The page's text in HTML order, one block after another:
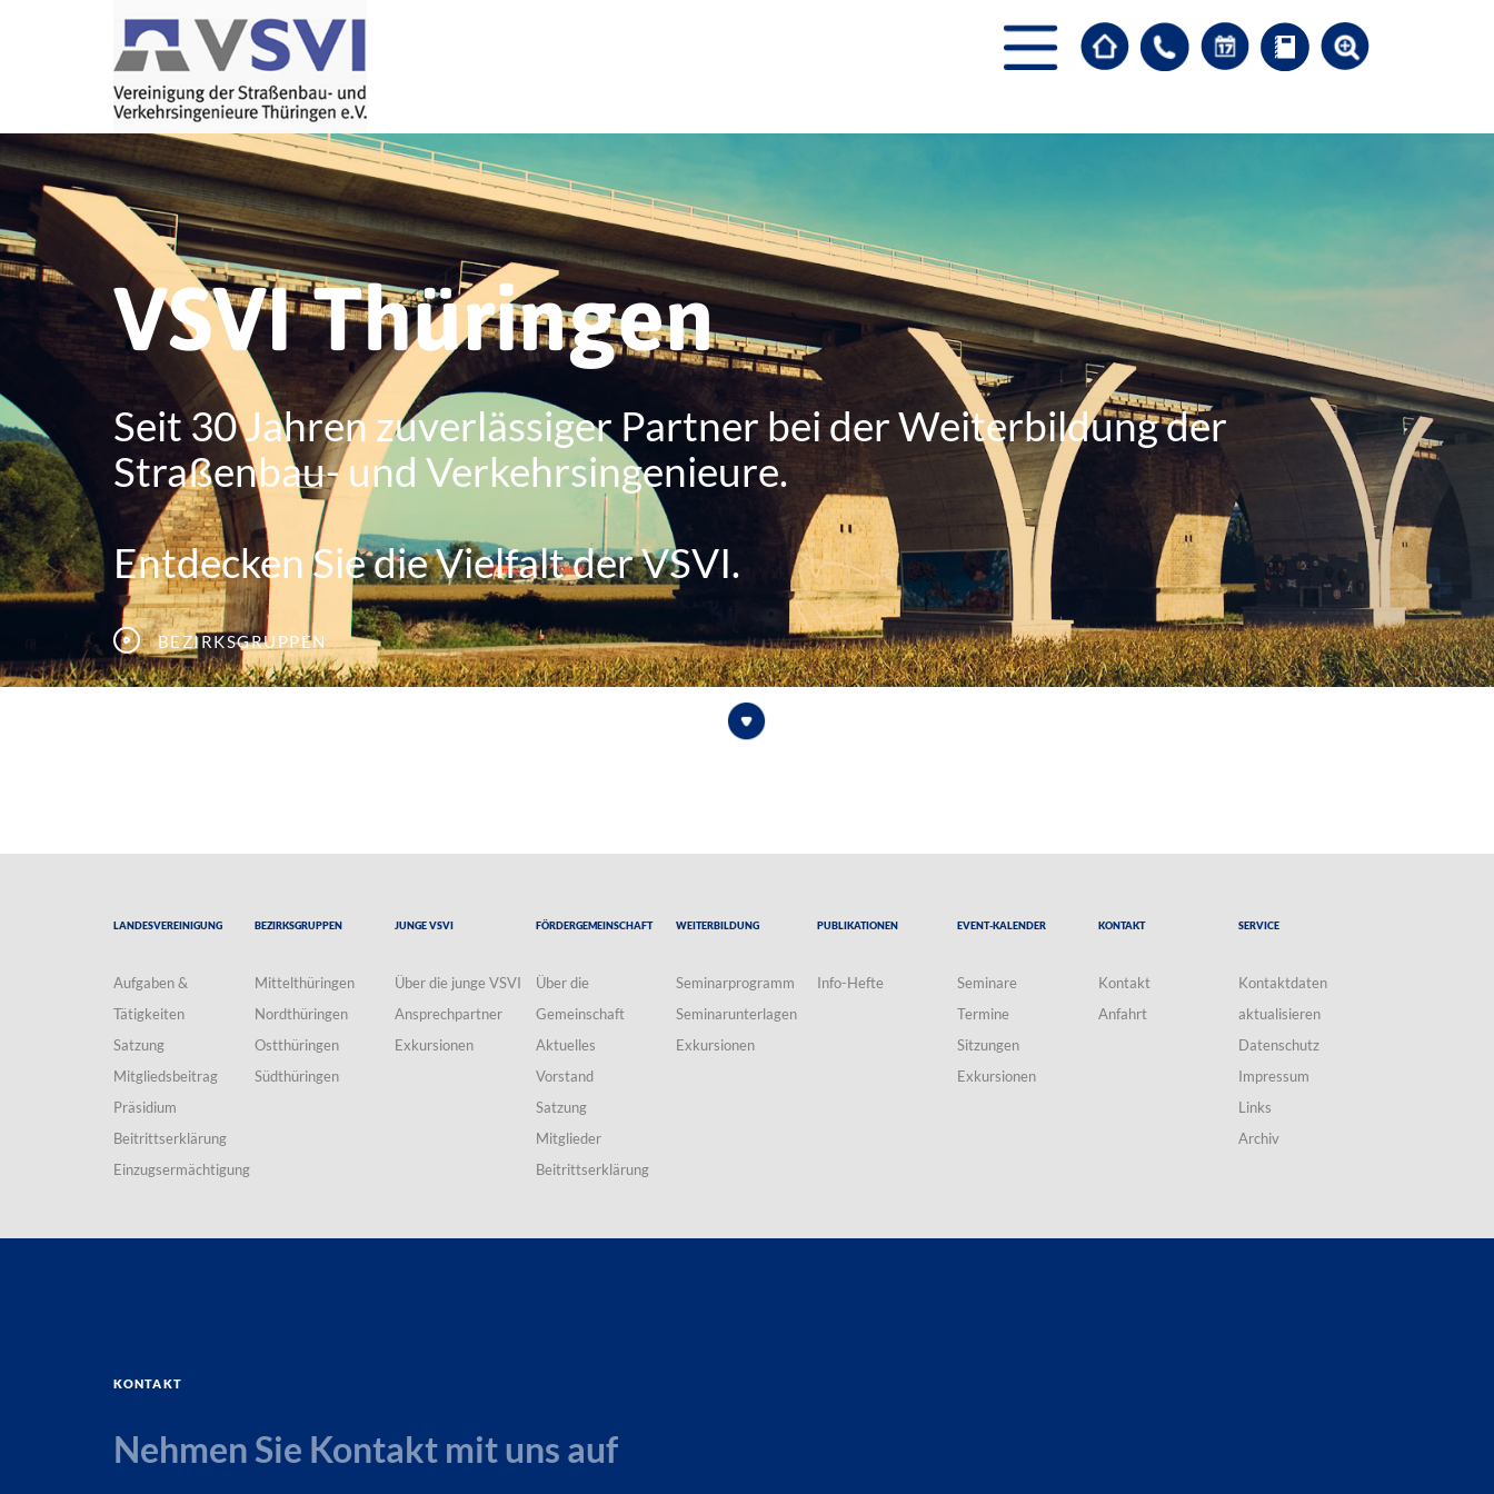
VSVI Thüringen
Seit 30 Jahren zuverlässiger Partner bei der Weiterbildung der
Straßenbau- und Verkehrsingenieure.
Entdecken Sie die Vielfalt der VSVI.
Bezirksgruppen
Landesvereinigung
Aufgaben &
Tätigkeiten
Satzung
Mitgliedsbeitrag
Präsidium
Beitrittserklärung
Einzugsermächtigung
Bezirksgruppen
Mittelthüringen
Nordthüringen
Ostthüringen
Südthüringen
Junge VSVI
Über die junge VSVI
Ansprechpartner
Exkursionen
Fördergemeinschaft
Über die
Gemeinschaft
Aktuelles
Vorstand
Satzung
Mitglieder
Beitrittserklärung
Weiterbildung
Seminarprogramm
Seminarunterlagen
Exkursionen
Publikationen
Info-Hefte
Event-Kalender
Seminare
Termine
Sitzungen
Exkursionen
Kontakt
Kontakt
Anfahrt
Service
Kontaktdaten
aktualisieren
Datenschutz
Impressum
Links
Archiv
Kontakt
Nehmen Sie Kontakt mit uns auf